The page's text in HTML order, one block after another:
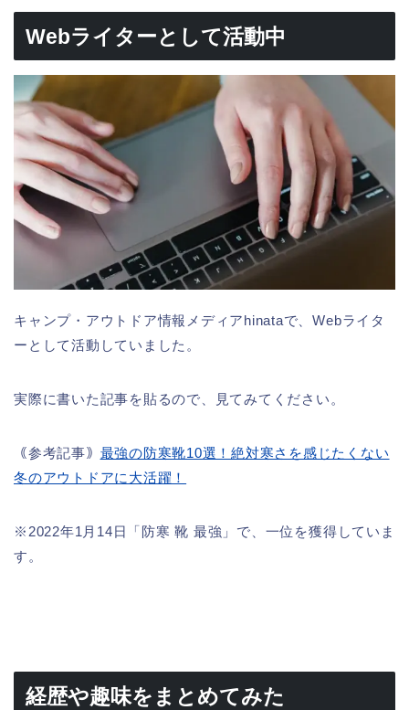
Webライターとして活動中
キャンプ・アウトドア情報メディアhinataで、Webライタ
ーとして活動していました。
実際に書いた記事を貼るので、見てみてください。
｟参考記事｠ 最強の防寒靴10選！絶対寒さを感じたくない
冬のアウトドアに大活躍！
※2022年1月14日「防寒 靴 最強」で、一位を獲得していま
す。
経歴や趣味をまとめてみた